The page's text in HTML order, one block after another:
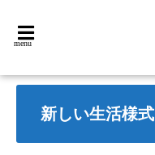
menu
新しい生活様式